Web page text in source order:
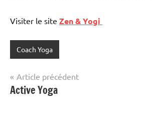
Visiter le site Zen & Yogi
Coach Yoga
Navigation
de
Article précédent
Active Yoga